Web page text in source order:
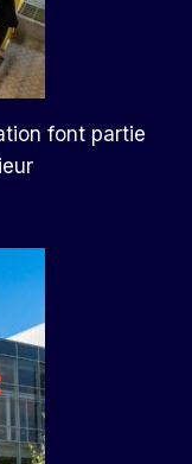
font partie